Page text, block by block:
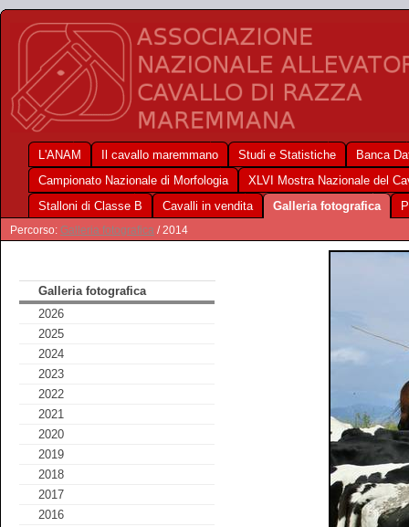
L'ANAM Il cavallo maremmano Studi e Statistiche
Banca
Campionato Nazionale di Morfologia
XLVI Mostra Nazionale del
Stalloni di Classe B
Cavalli in vendita Galleria fotografica
Percorso: Galleria fotografica / 2014
Galleria fotografica
2026
2025
2024
2023
2022
2021
2020
2019
2018
2017
2016